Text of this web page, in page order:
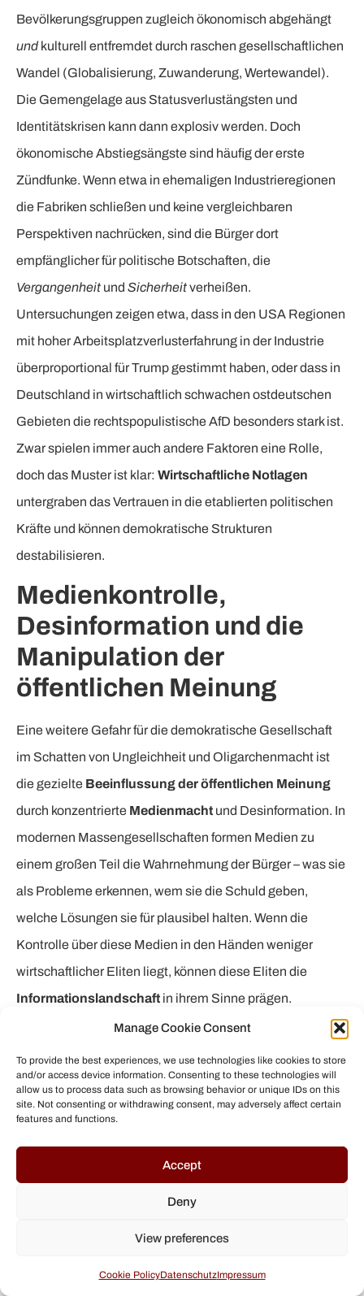
Manage Cookie Consent
To provide the best experiences, we use technologies like cookies to store
and/or access device information. Consenting to these technologies will
allow us to process data such as browsing behavior or unique IDs on this
site. Not consenting or withdrawing consent, may adversely affect certain
features and functions.
Accept
Deny
View preferences
Cookie PolicyDatenschutzImpressum
Bevölkerungsgruppen zugleich ökonomisch abgehängt
undkulturell entfremdet durch raschen gesellschaftlichen
Wandel (Globalisierung, Zuwanderung, Wertewandel).
Die Gemengelage aus Statusverlustängsten und
Identitätskrisen kann dann explosiv werden. Doch
ökonomische Abstiegsängste sind häufig der erste
Zündfunke. Wenn etwa in ehemaligen Industrieregionen
die Fabriken schließen und keine vergleichbaren
Perspektiven nachrücken, sind die Bürger dort
empfänglicher für politische Botschaften, die
Vergangenheit und Sicherheitverheißen.
Untersuchungen zeigen etwa, dass in den USA Regionen
mit hoher Arbeitsplatzverlusterfahrung in der Industrie
überproportional für Trump gestimmt haben, oder dass in
Deutschland in wirtschaftlich schwachen ostdeutschen
Gebieten die rechtspopulistische AfD besonders stark ist.
Zwar spielen immer auch andere Faktoren eine Rolle,
doch das Muster ist klar: Wirtschaftliche Notlagen
untergraben das Vertrauen in die etablierten politischen
Kräfte und können demokratische Strukturen
destabilisieren.
Medienkontrolle,
Desinformation und die
Manipulation der
öffentlichen Meinung
Eine weitere Gefahr für die demokratische Gesellschaft
im Schatten von Ungleichheit und Oligarchenmacht ist
die gezielte Beeinflussung der öffentlichen Meinung
durch konzentrierte Medienmacht und Desinformation. In
modernen Massengesellschaften formen Medien zu
einem großen Teil die Wahrnehmung der Bürger – was sie
als Probleme erkennen, wem sie die Schuld geben,
welche Lösungen sie für plausibel halten. Wenn die
Kontrolle über diese Medien in den Händen weniger
wirtschaftlicher Eliten liegt, können diese Eliten die
Informationslandschaft in ihrem Sinne prägen.
In den letzten Jahrzehnten hat eine erhebliche
Konzentration von Medienbesitzstattgefunden. In den
USA gehören inzwischen etwa90 % der klassischen
Medien (Zeitungen, Fernseh- und Radiosender)
noch zusechs großen Konzernen. In den 1980ern waren
es noch rund 50 Medienunternehmen, die diese
Landschaft unter sich aufteilten. Diese Konsolidierung –
eine Handvoll Vorstandsetagen entscheidet, welche